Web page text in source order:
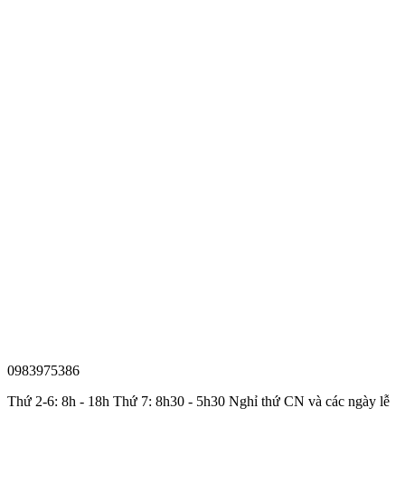
0983975386
Thứ 2-6: 8h - 18h Thứ 7: 8h30 - 5h30 Nghỉ thứ CN và các ngày lễ